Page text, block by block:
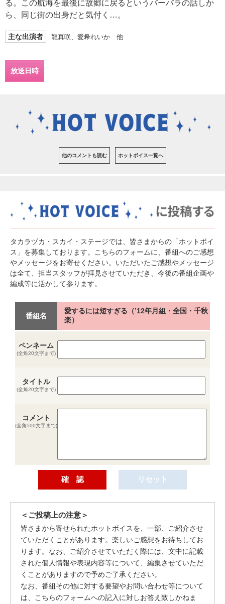
る。この航海を最後に故郷に戻るというバーバラの話しか
ら、同じ街の出身だと気付く…。
主な出演者 龍真咲、愛希れいか 他
放送日時
他のコメントも読む ホットボイス一覧へ
タカラヅカ・スカイ・ステージでは、皆さまからの「ホットボイ
ス」を募集しております。こちらのフォームに、番組へのご感想
やメッセージをお寄せください。いただいたご感想やメッセージ
は全て、担当スタッフが拝見させていただき、今後の番組企画や
編成等に活かして参ります。
番組名
愛するには短すぎる（’12年月組・全国・千秋
楽）
ペンネーム
(全角20文字まで)
タイトル
(全角20文字まで)
コメント
(全角500文字まで)
＜ご投稿上の注意＞
皆さまから寄せられたホットボイスを、一部、ご紹介させ
ていただくことがあります。楽しいご感想をお待ちしてお
ります。なお、ご紹介させていただく際には、文中に記載
された個人情報や表現内容等について、編集させていただ
くことがありますので予めご了承ください。
なお、番組その他に対する要望やお問い合わせ等について
は、こちらのフォームへの記入に対しお答え致しかねま